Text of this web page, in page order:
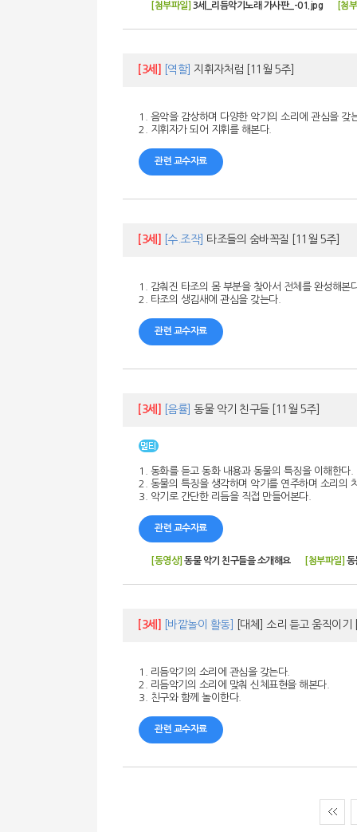
[첨부파일] 3세_리듬악기노래 가사판_-01.jpg [첨
[3세] [역할] 지휘자처럼 [11월 5주]
1. 음악을 감상하며 다양한 악기의 소리에 관심을 갖
2. 지휘자가 되어 지휘를 해본다.
관련 교수자료
[3세] [수.조작] 타조들의 숨바꼭질 [11월 5주]
1. 감춰진 타조의 몸 부분을 찾아서 전체를 완성해본
2. 타조의 생김새에 관심을 갖는다.
관련 교수자료
[3세] [음률] 동물 악기 친구들 [11월 5주]
1. 동화를 듣고 동화 내용과 동물의 특징을 이해한다.
2. 동물의 특징을 생각하며 악기를 연주하며 소리의
3. 악기로 간단한 리듬을 직접 만들어본다.
관련 교수자료
[동영상] 동물 악기 친구들을 소개해요 [첨부파일] 동
[3세] [바깥놀이 활동] [대체] 소리 듣고 움직이기
1. 리듬악기의 소리에 관심을 갖는다.
2. 리듬악기의 소리에 맞춰 신체표현을 해본다.
3. 친구와 함께 놀이한다.
관련 교수자료